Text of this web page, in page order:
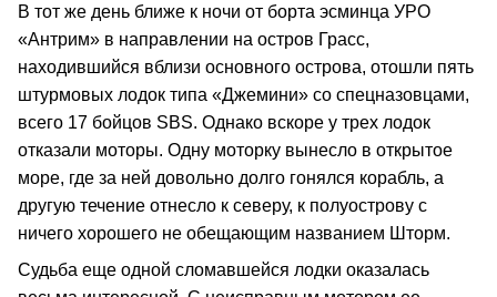
В тот же день ближе к ночи от борта эсминца УРО
«Антрим» в направлении на остров Грасс,
находившийся вблизи основного острова, отошли пять
штурмовых лодок типа «Джемини» со спецназовцами,
всего 17 бойцов SBS. Однако вскоре у трех лодок
отказали моторы. Одну моторку вынесло в открытое
море, где за ней довольно долго гонялся корабль, а
другую течение отнесло к северу, к полуострову с
ничего хорошего не обещающим названием Шторм.
Судьба еще одной сломавшейся лодки оказалась